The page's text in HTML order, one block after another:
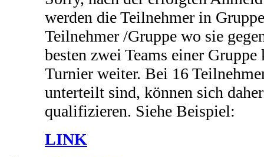
werden die Teilnehmer in
Teilnehmer /Gruppe wo sie
besten zwei Teams einer
Turnier weiter. Bei 16
unterteilt sind, können sich
qualifizieren. Siehe Beispiel:
LINK